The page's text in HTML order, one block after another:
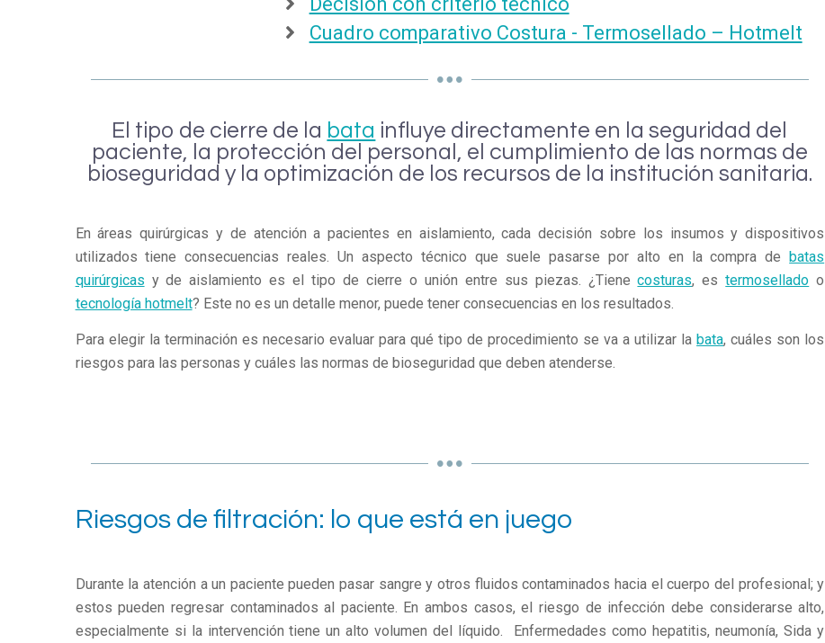
Cuadro comparativo Costura - Termosellado – Hotmelt
El tipo de cierre de la bata influye directamente en la seguridad del
paciente, la protección del personal, el cumplimiento de las normas de
bioseguridad y la optimización de los recursos de la institución sanitaria.
En áreas quirúrgicas y de atención a pacientes en aislamiento, cada decisión sobre los insumos y dispositivos
utilizados tiene consecuencias reales. Un aspecto técnico que suele pasarse por alto en la compra de batas
quirúrgicas y de aislamiento es el tipo de cierre o unión entre sus piezas. ¿Tienecosturas, estermosellado o
tecnología hotmelt? Este no es un detalle menor, puede tener consecuencias en los resultados.
Para elegir la terminación es necesario evaluar para qué tipo de procedimiento se va a utilizar labata, cuáles son los
riesgos para las personas y cuáles las normas de bioseguridad que deben atenderse.
Riesgos de filtración: lo que está en juego
Durante la atención a un paciente pueden pasar sangre y otros fluidos contaminados hacia el cuerpo del profesional; y
estos pueden regresar contaminados al paciente. En ambos casos, el riesgo de infección debe considerarse alto,
especialmente si la intervención tiene un alto volumen del líquido. Enfermedades como hepatitis, neumonía, Sida y